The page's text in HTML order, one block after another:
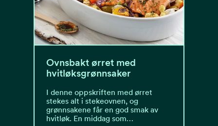
Ovnsbakt ørret med
hvitløksgrønnsaker
I denne oppskriften med ørret
stekes alt i stekeovnen, og
grønnsakene får en god smak av
hvitløk. En middag som…